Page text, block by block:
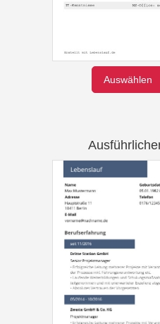
Auswählen